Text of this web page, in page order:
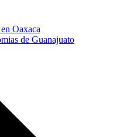
Oaxaca
de Guanajuato